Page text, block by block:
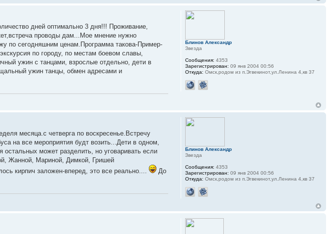
дней оптимально 3 дня!!! Проживание,
проводы дам...Мое мнение нужно
по сегодняшним ценам.Программа такова-Пример-
по городу, по местам боевом славы,
ужин с танцами, взрослые отдельно, дети в
ужин танцы, обмен адресами и
Блинов Александр
Звезда
Сообщения: 4353
Зарегистрирован: 09 янв 2004 00:56
Откуда: Омск,родом из п.Эгвекинот,ул.Ленина 4,кв 37
месяца.с четверга по воскресенье.Встречу
на все мероприятия будт возить...Дети в одном,
может разделить, но уговаривать если
Жанной, Мариной, Димкой, Гришей
кирпич заложен-вперед, это все реально....
До
Блинов Александр
Звезда
Сообщения: 4353
Зарегистрирован: 09 янв 2004 00:56
Откуда: Омск,родом из п.Эгвекинот,ул.Ленина 4,кв 37